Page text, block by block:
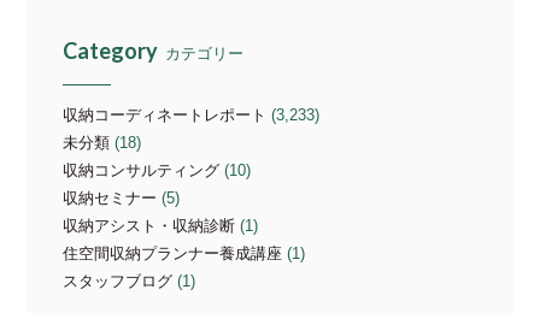
Category カテゴリー
収納コーディネートレポート (3,233)
未分類 (18)
収納コンサルティング (10)
収納セミナー (5)
収納アシスト・収納診断 (1)
住空間収納プランナー養成講座 (1)
スタッフブログ (1)